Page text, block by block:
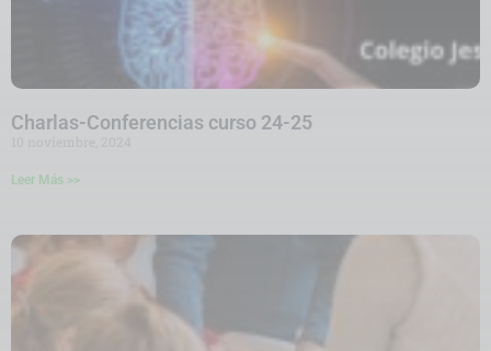
Charlas-Conferencias curso 24-25
Leer Más >>